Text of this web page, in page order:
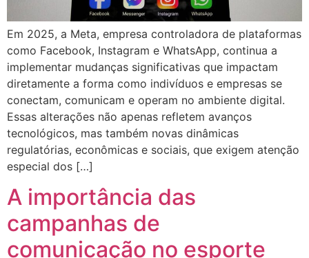
Em 2025, a Meta, empresa controladora de plataformas
como Facebook, Instagram e WhatsApp, continua a
implementar mudanças significativas que impactam
diretamente a forma como indivíduos e empresas se
conectam, comunicam e operam no ambiente digital.
Essas alterações não apenas refletem avanços
tecnológicos, mas também novas dinâmicas
regulatórias, econômicas e sociais, que exigem atenção
especial dos […]
A importância das
campanhas de
comunicação no esporte